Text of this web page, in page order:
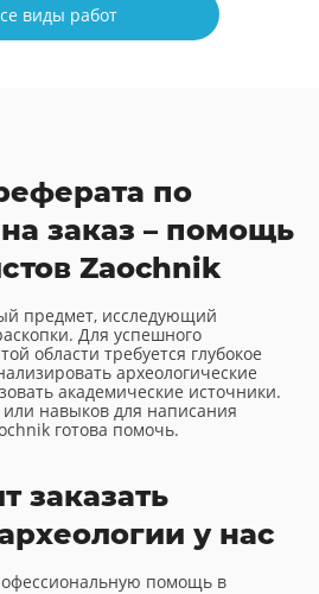
виды работ
по
заказ – помощь
Zaochnik
предмет, исследующий
Для успешного
области требуется глубокое
археологические
академические источники.
навыков для написания
готова помочь.
заказать
у нас
помощь в